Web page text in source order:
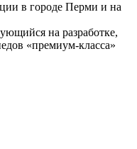
в городе Перми и на
на разработке,
«премиум-класса»